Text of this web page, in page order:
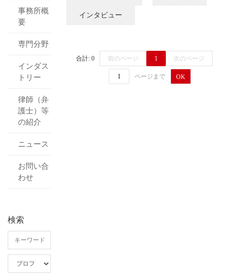
事務所概
要
専門分野
インダス
トリー
律師（弁
護士）等
の紹介
ニュース
お問い合
わせ
検索
インタビュー
合計: 0 前のページ 1 次のページ
ページまで OK